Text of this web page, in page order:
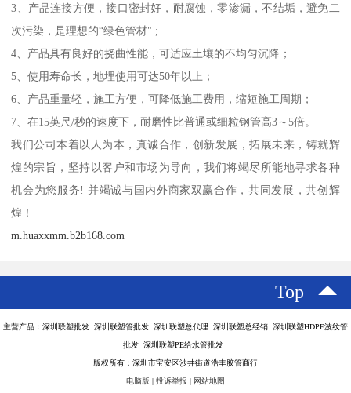
3、产品连接方便，接口密封好，耐腐蚀，零渗漏，不结垢，避免二
次污染，是理想的“绿色管材" ;
4、产品具有良好的挠曲性能，可适应土壤的不均匀沉降；
5、使用寿命长，地埋使用可达50年以上；
6、产品重量轻，施工方便，可降低施工费用，缩短施工周期；
7、在15英尺/秒的速度下，耐磨性比普通或细粒钢管高3～5倍。
我们公司本着以人为本，真诚合作，创新发展，拓展未来，铸就辉
煌的宗旨，坚持以客户和市场为导向，我们将竭尽所能地寻求各种
机会为您服务! 并竭诚与国内外商家双赢合作，共同发展，共创辉
煌！
m.huaxxmm.b2b168.com
Top
主营产品：深圳联塑批发 深圳联塑管批发 深圳联塑总代理 深圳联塑总经销 深圳联塑HDPE波纹管
批发 深圳联塑PE给水管批发
版权所有：深圳市宝安区沙井街道浩丰胶管商行
电脑版 | 投诉举报 | 网站地图